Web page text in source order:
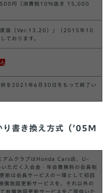
円（消費税10％抜き 15,000
版（Ver.13.20）」（2015年10
ております。
供を2021年6月30日をもって終了い
書き換え方式（’05M
アムクラブはHonda Cars店、U-
ただく入会金・年会費無料の会員制
新は会員サービスの一環として初回
償地図更新サービスを、それ以外の
有償地図更新サービスをご提供いた